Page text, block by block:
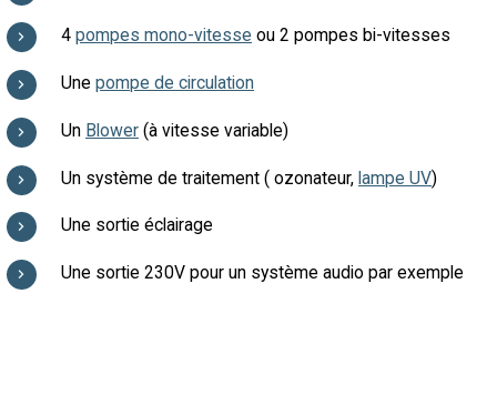
4 pompes mono-vitesse ou 2 pompes bi-vitesses
Une pompe de circulation
Un Blower (à vitesse variable)
Un système de traitement ( ozonateur, lampe UV)
Une sortie éclairage
Une sortie 230V pour un système audio par exemple